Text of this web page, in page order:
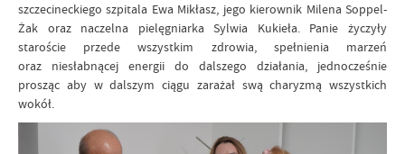
szczecineckiego szpitala Ewa Mikłasz, jego kierownik Milena Soppel-
Żak oraz naczelna pielęgniarka Sylwia Kukieła. Panie życzyły
staroście przede wszystkim zdrowia, spełnienia marzeń
oraz niesłabnącej energii do dalszego działania, jednocześnie
prosząc aby w dalszym ciągu zarażał swą charyzmą wszystkich
wokół.